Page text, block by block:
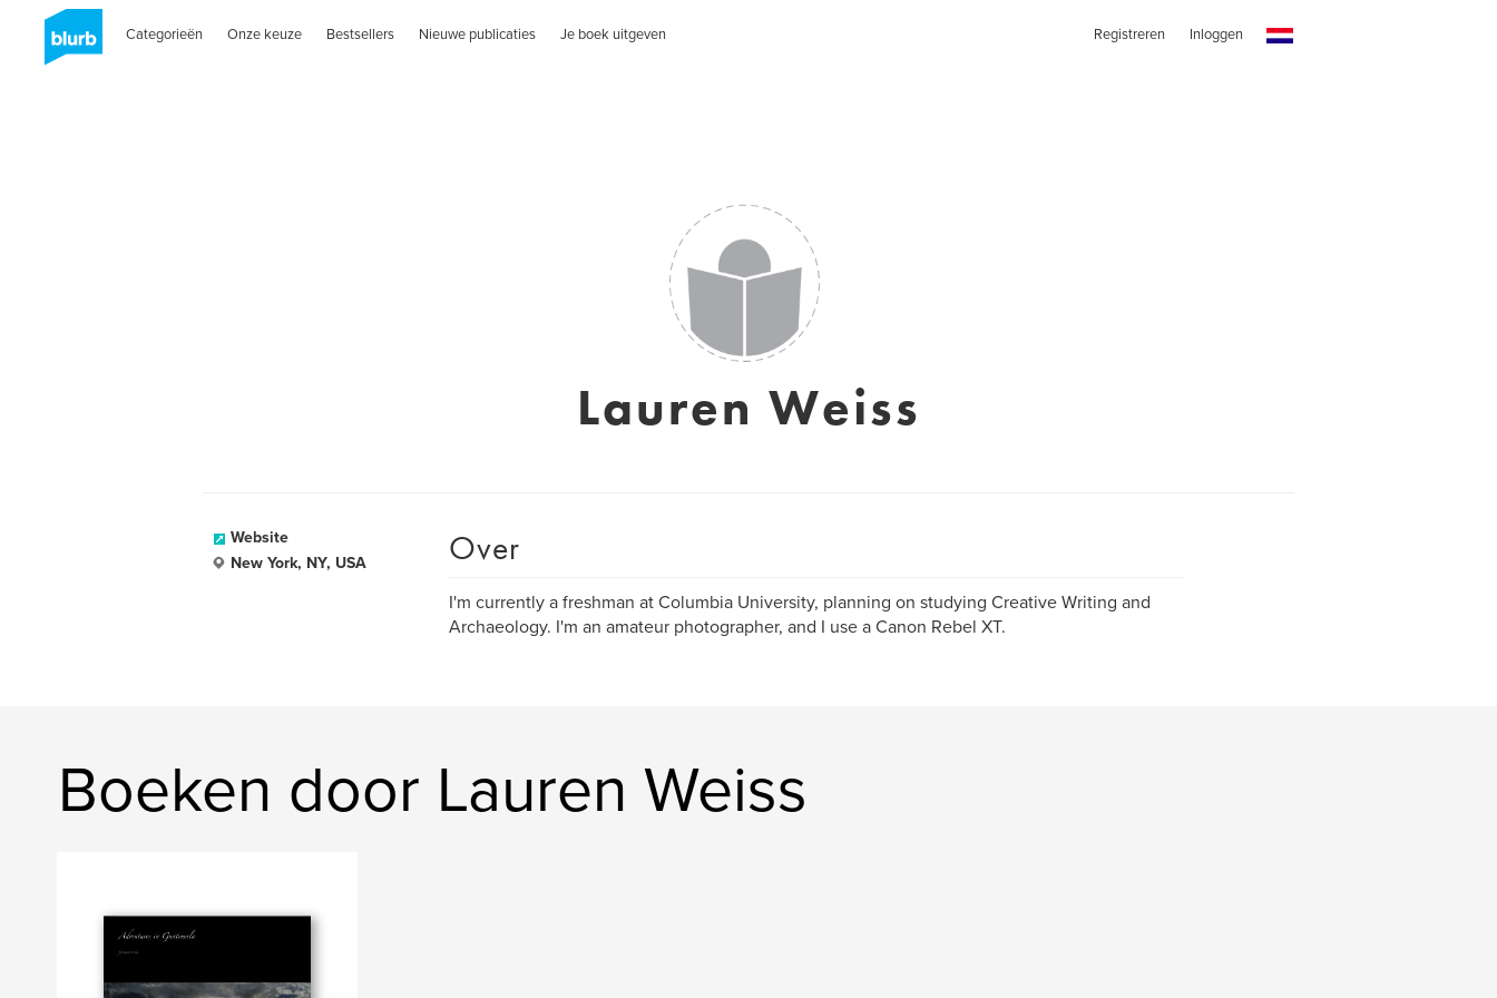
Categorieën Onze keuze Bestsellers Nieuwe publicaties Je boek uitgeven Registreren Inloggen
Lauren Weiss
Website
New York, NY, USA
Over
I'm currently a freshman at Columbia University, planning on studying Creative Writing and
Archaeology. I'm an amateur photographer, and I use a Canon Rebel XT.
Boeken door Lauren Weiss